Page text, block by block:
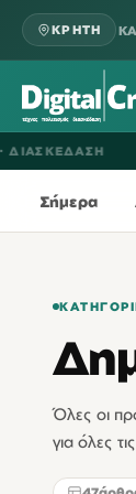
ΚΡΗΤΗ
●
Σήμερα
Όλες οι
για όλες